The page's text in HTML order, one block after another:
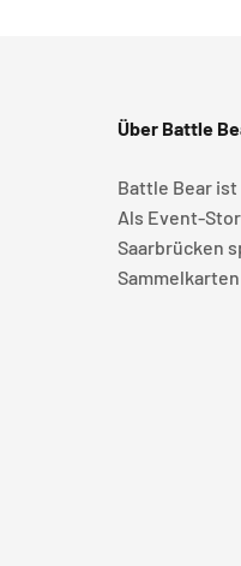
Über Battle
Battle Bear
Als Event-
Saarbrücken